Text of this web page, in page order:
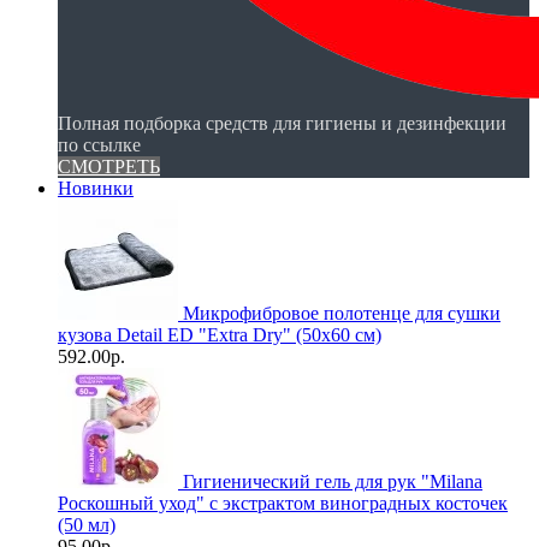
Полная подборка средств для гигиены и дезинфекции
по ссылке
СМОТРЕТЬ
Новинки
Микрофибровое полотенце для сушки
кузова Detail ED "Extra Dry" (50х60 см)
592.00р.
Гигиенический гель для рук "Milanа
Роскошный уход" с экстрактом виноградных косточек
(50 мл)